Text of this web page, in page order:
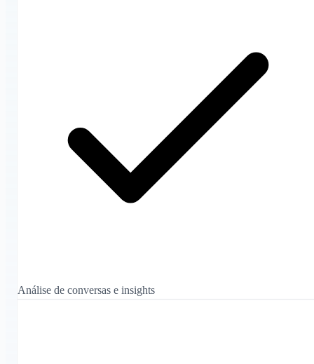
Análise de conversas e insights